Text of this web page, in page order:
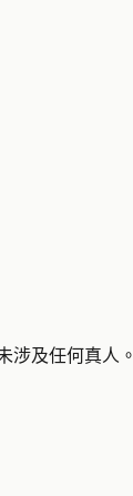
涉及任何真人。